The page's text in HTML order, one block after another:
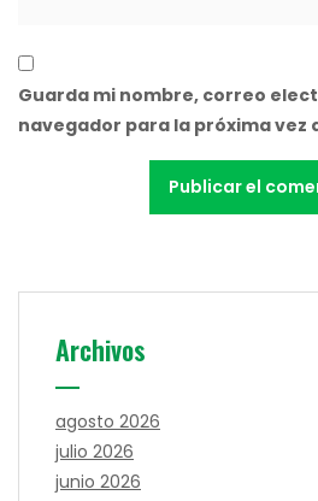
Guarda mi nombre, correo
navegador para la próxima vez
Archivos
agosto 2026
julio 2026
junio 2026